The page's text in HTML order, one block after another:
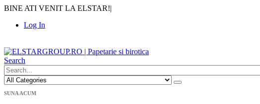
BINE ATI VENIT LA ELSTAR!|
Log In
Search
SUNA ACUM